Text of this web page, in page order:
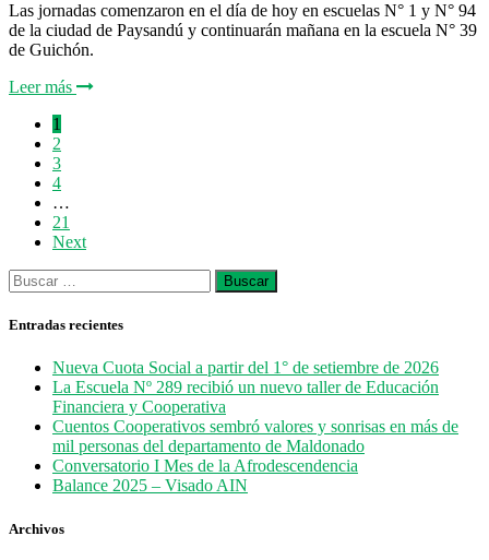
Las jornadas comenzaron en el día de hoy en escuelas N° 1 y N° 94
de la ciudad de Paysandú y continuarán mañana en la escuela N° 39
de Guichón.
Leer más
1
2
3
4
…
21
Next
Entradas recientes
Nueva Cuota Social a partir del 1° de setiembre de 2026
La Escuela Nº 289 recibió un nuevo taller de Educación
Financiera y Cooperativa
Cuentos Cooperativos sembró valores y sonrisas en más de
mil personas del departamento de Maldonado
Conversatorio I Mes de la Afrodescendencia
Balance 2025 – Visado AIN
Archivos